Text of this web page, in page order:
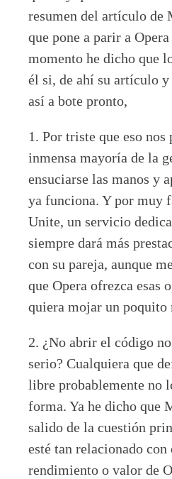
resumen del artículo de
que pone a parir a
momento he dicho que
él si, de ahí su artículo
así a bote pronto,
1. Por triste que eso nos
inmensa mayoría de la
ensuciarse las manos y
ya funciona. Y por muy
Unite, un servicio
siempre dará más
con su pareja, aunque
que Opera ofrezca esas
quiera mojar un poquito
2. ¿No abrir el código
serio? Cualquiera que
libre probablemente no
forma. Ya he dicho que
salido de la cuestión
esté tan relacionado con
rendimiento o valor de